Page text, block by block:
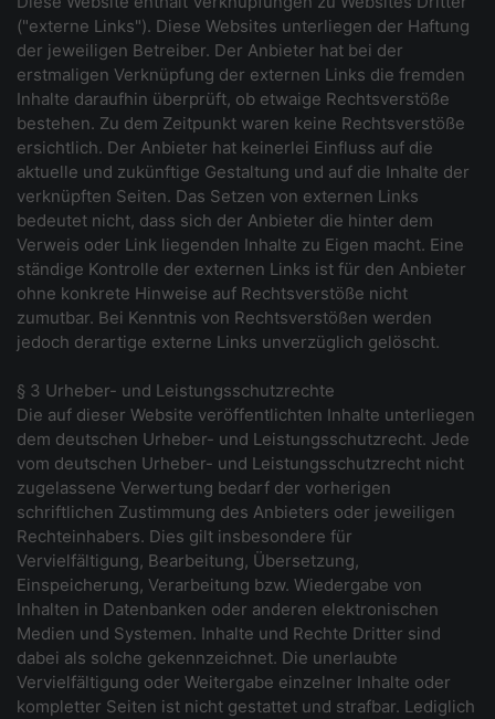
("externe Links"). Diese Websites unterliegen der Haftung
der jeweiligen Betreiber. Der Anbieter hat bei der
erstmaligen Verknüpfung der externen Links die fremden
Inhalte daraufhin überprüft, ob etwaige Rechtsverstöße
bestehen. Zu dem Zeitpunkt waren keine Rechtsverstöße
ersichtlich. Der Anbieter hat keinerlei Einfluss auf die
aktuelle und zukünftige Gestaltung und auf die Inhalte der
verknüpften Seiten. Das Setzen von externen Links
bedeutet nicht, dass sich der Anbieter die hinter dem
Verweis oder Link liegenden Inhalte zu Eigen macht. Eine
ständige Kontrolle der externen Links ist für den Anbieter
ohne konkrete Hinweise auf Rechtsverstöße nicht
zumutbar. Bei Kenntnis von Rechtsverstößen werden
jedoch derartige externe Links unverzüglich gelöscht.
§ 3 Urheber- und Leistungsschutzrechte
Die auf dieser Website veröffentlichten Inhalte unterliegen
dem deutschen Urheber- und Leistungsschutzrecht. Jede
vom deutschen Urheber- und Leistungsschutzrecht nicht
zugelassene Verwertung bedarf der vorherigen
schriftlichen Zustimmung des Anbieters oder jeweiligen
Rechteinhabers. Dies gilt insbesondere für
Vervielfältigung, Bearbeitung, Übersetzung,
Einspeicherung, Verarbeitung bzw. Wiedergabe von
Inhalten in Datenbanken oder anderen elektronischen
Medien und Systemen. Inhalte und Rechte Dritter sind
dabei als solche gekennzeichnet. Die unerlaubte
Vervielfältigung oder Weitergabe einzelner Inhalte oder
kompletter Seiten ist nicht gestattet und strafbar. Lediglich